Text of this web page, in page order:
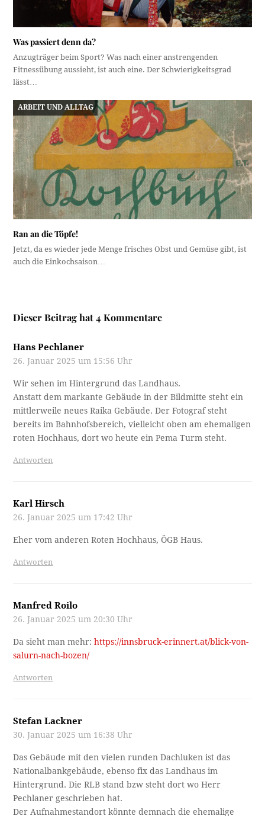
Was passiert denn da?
Anzugträger beim Sport? Was nach einer anstrengenden
Fitnessübung aussieht, ist auch eine. Der Schwierigkeitsgrad
lässt…
ARBEIT UND ALLTAG
Ran an die Töpfe!
Jetzt, da es wieder jede Menge frisches Obst und Gemüse gibt, ist
auch die Einkochsaison…
Dieser Beitrag hat 4 Kommentare
Hans Pechlaner
26. Januar 2025 um 15:56 Uhr
Wir sehen im Hintergrund das Landhaus.
Anstatt dem markante Gebäude in der Bildmitte steht ein
mittlerweile neues Raika Gebäude. Der Fotograf steht
bereits im Bahnhofsbereich, vielleicht oben am ehemaligen
roten Hochhaus, dort wo heute ein Pema Turm steht.
Antworten
Karl Hirsch
26. Januar 2025 um 17:42 Uhr
Eher vom anderen Roten Hochhaus, ÖGB Haus.
Antworten
Manfred Roilo
26. Januar 2025 um 20:30 Uhr
Da sieht man mehr:https://innsbruck-erinnert.at/blick-von-
salurn-nach-bozen/
Antworten
Stefan Lackner
30. Januar 2025 um 16:38 Uhr
Das Gebäude mit den vielen runden Dachluken ist das
Nationalbankgebäude, ebenso fix das Landhaus im
Hintergrund. Die RLB stand bzw steht dort wo Herr
Pechlaner geschrieben hat.
Der Aufnahmestandort könnte demnach die ehemalige